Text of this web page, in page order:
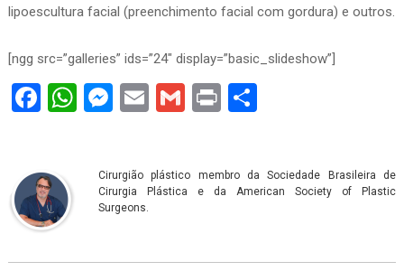
lipoescultura facial (preenchimento facial com gordura) e outros.
[ngg src=”galleries” ids=”24″ display=”basic_slideshow”]
Facebook
WhatsApp
Messenger
EmailGmail
PrintShare
Cirurgião plástico membro da Sociedade Brasileira de
Cirurgia Plástica e da American Society of Plastic
Surgeons.